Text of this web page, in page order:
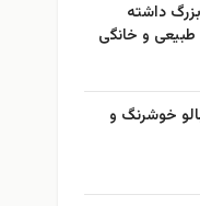
داشته
طبیعی و خانگی
خوشرنگ و